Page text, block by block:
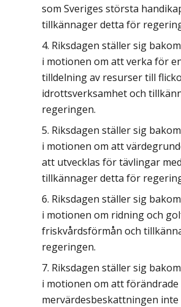
som Sveriges största
tillkännager detta för
Riksdagen ställer sig
i motionen om att verka för
tilldelning av resurser till
idrottsverksamhet och
regeringen.
Riksdagen ställer sig
i motionen om att
att utvecklas för tävlingar
tillkännager detta för
Riksdagen ställer sig
i motionen om ridning och
friskvårdsförmån och
regeringen.
Riksdagen ställer sig
i motionen om att
mervärdesbeskattningen